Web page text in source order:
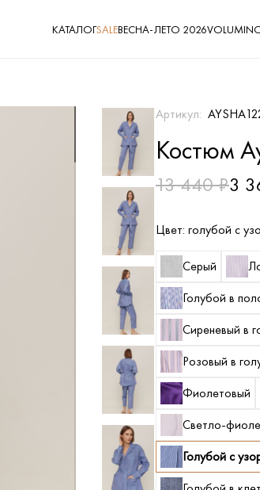
КАТАЛОГSALEВЕСНА-ЛЕТО 2026
Артикул:
Костюм
13 440 ₽3
Цвет: голубой с
Серый
Голубой в
Сиреневый в
Розовый в
Фиолетовый
Светло-
Голубой с